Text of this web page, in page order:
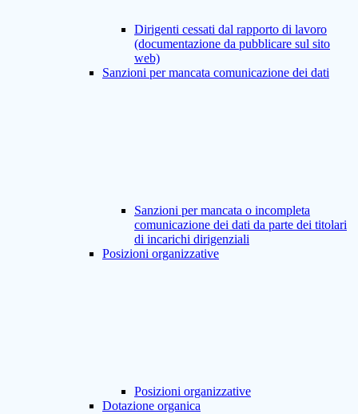
Dirigenti cessati dal rapporto di lavoro
(documentazione da pubblicare sul sito
web)
Sanzioni per mancata comunicazione dei dati
Sanzioni per mancata o incompleta
comunicazione dei dati da parte dei titolari
di incarichi dirigenziali
Posizioni organizzative
Posizioni organizzative
Dotazione organica